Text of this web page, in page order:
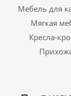
Мебель для
Мягкая
Кресла-